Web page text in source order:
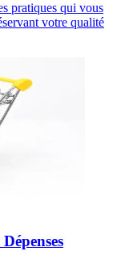
pratiques qui vous
votre qualité